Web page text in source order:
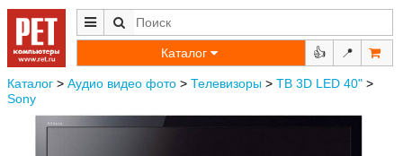
Каталог 👍 📍
Каталог > Аудио видео фото > Телевизоры > ТВ 3D LED 40" >
Sony